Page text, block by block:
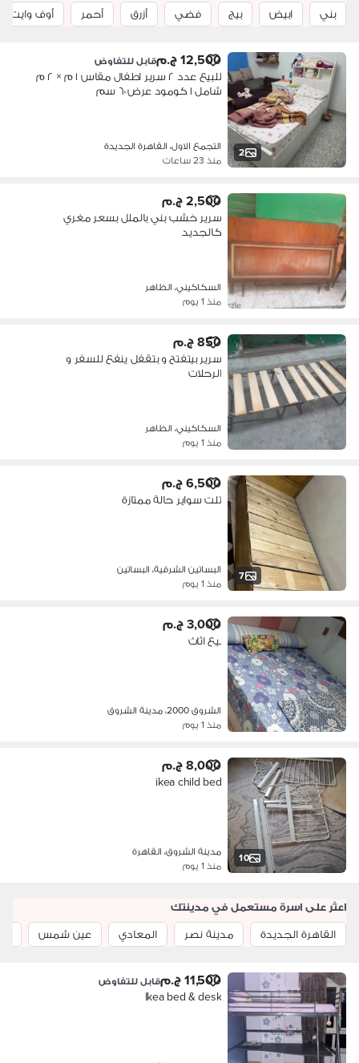
بني
ابيض بيج فضي أزرق أحمر أوف وايت
2
12,500 ج.م قابل للتفاوض
للبيع عدد ٢ سرير اطفال مقاس ١ م × ٢ م
شامل ١ كومود عرض ٦٠ سم
التجمع الاول، القاهرة الجديدة
منذ 23 ساعات
2,500 ج.م
سرير خشب بني بالملل بسعر مغري
كالجديد
السكاكيني، الظاهر
منذ 1 يوم
850 ج.م
سرير بيتفتح و بتقفل ينفع للسفر و
الرحلات
السكاكيني، الظاهر
منذ 1 يوم
7
6,500 ج.م
تلت سواير حالة ممتازة
البساتين الشرقية، البساتين
منذ 1 يوم
3,000 ج.م
بيع اثاث
الشروق 2000، مدينة الشروق
منذ 1 يوم
10
8,000 ج.م
ikea child bed
مدينة الشروق، القاهرة
منذ 1 يوم
اعثر على اسرة مستعمل في مدينتك
القاهرة الجديدة
مدينة نصر المعادي عين شمس
11,500 ج.م قابل للتفاوض
Ikea bed & desk